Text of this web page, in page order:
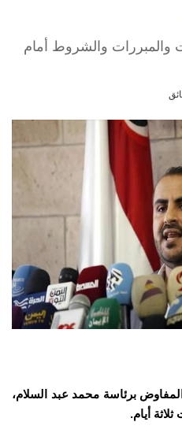
والمبررات والشروط أمام
برئاسة محمد عبد السلام،
أيام.